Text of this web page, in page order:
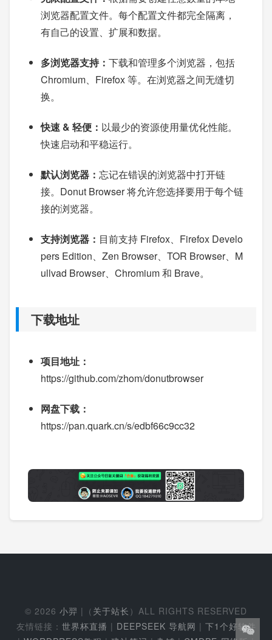
浏览器配置文件。每个配置文件都完全隔离，
有自己的设置、扩展和数据。
多浏览器支持： 下载和管理多个浏览器，包括
Chromium、Firefox 等。在浏览器之间无缝切
换。
快速 & 轻便： 以最少的资源使用量优化性能。
快速启动和平稳运行。
默认浏览器： 忘记在错误的浏览器中打开链
接。Donut Browser 将允许您选择要用于每个链
接的浏览器。
支持浏览器： 目前支持 Firefox、Firefox Develo
pers Edition、Zen Browser、TOR Browser、M
ullvad Browser、Chromium 和 Brave。
下载地址
项目地址：
https://github.com/zhom/donutbrowser
网盘下载：
https://pan.quark.cn/s/edbf66c9cc32
© 2026 小羿 |（ 关于站长 ）ALL RIGHTS RESERVED
友情链接： 世界杯直播 | DEEPSEEK 导航网 | 下1个好软件